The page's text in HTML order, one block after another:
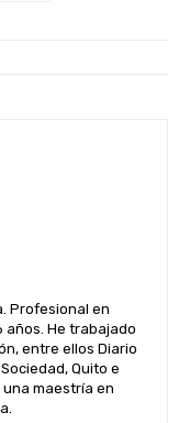
Profesional en
años. He trabajado
entre ellos Diario
Quito e
maestría en